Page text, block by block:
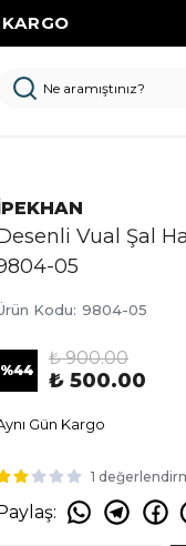
Vual Şal
05
Kodu: 9804-05
%44
₺ 900.00
₺ 500.00
Gün Kargo
1
: